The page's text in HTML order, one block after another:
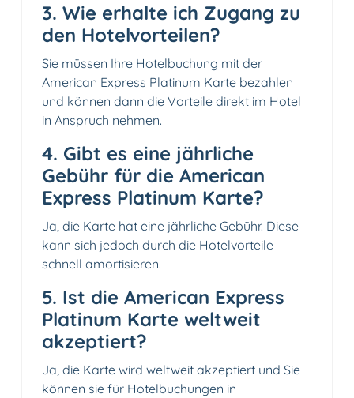
3. Wie erhalte ich Zugang zu
den Hotelvorteilen?
Sie müssen Ihre Hotelbuchung mit der
American Express Platinum Karte bezahlen
und können dann die Vorteile direkt im Hotel
in Anspruch nehmen.
4. Gibt es eine jährliche
Gebühr für die American
Express Platinum Karte?
Ja, die Karte hat eine jährliche Gebühr. Diese
kann sich jedoch durch die Hotelvorteile
schnell amortisieren.
5. Ist die American Express
Platinum Karte weltweit
akzeptiert?
Ja, die Karte wird weltweit akzeptiert und Sie
können sie für Hotelbuchungen in